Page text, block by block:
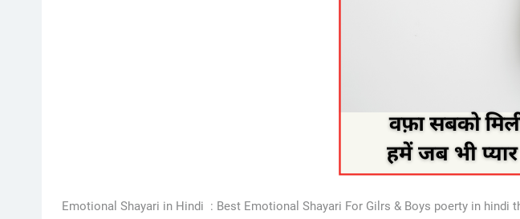
Emotional Shayari in Hindi : Best Emotional Shayari For Gilrs & Boys poerty in